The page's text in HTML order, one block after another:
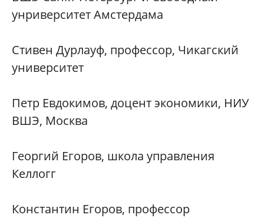
унриверситет Амстердама
Стивен Дурлауф, профессор, Чикагский
университет
Петр Евдокимов, доцент экономики, НИУ
ВШЭ, Москва
Георгий Егоров, школа управления
Келлогг
Константин Егоров, профессор